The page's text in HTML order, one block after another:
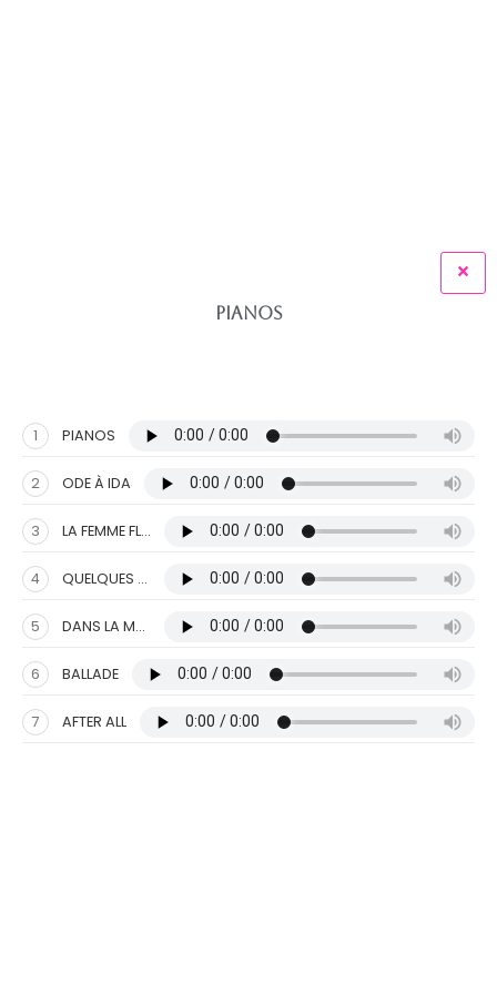
PIANOS
1 PIANOS
2 ODE À IDA
3 LA FEMME FLEUR
4 QUELQUES NOTES
5 DANS LA MAISON
6 BALLADE
7 AFTER ALL